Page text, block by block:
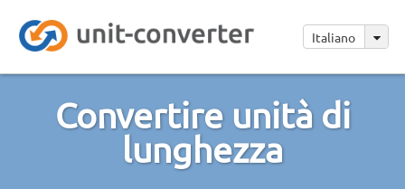
Italiano
Convertire unità di
lunghezza